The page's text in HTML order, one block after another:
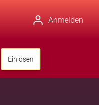
Anmelden
Einlösen